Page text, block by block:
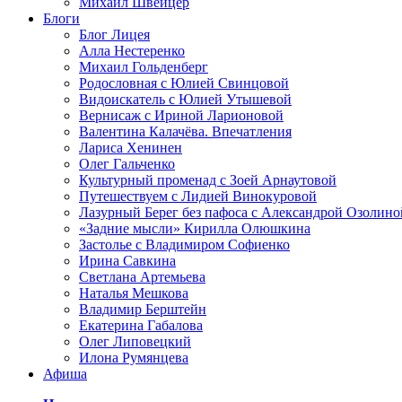
Блоги
Блог Лицея
Алла Нестеренко
Михаил Гольденберг
Родословная с Юлией Свинцовой
Видоискатель с Юлией Утышевой
Вернисаж с Ириной Ларионовой
Валентина Калачёва. Впечатления
Лариса Хенинен
Олег Гальченко
Культурный променад с Зоей Арнаутовой
Путешествуем с Лидией Винокуровой
Лазурный Берег без пафоса с Александрой
«Задние мысли» Кирилла Олюшкина
Застолье с Владимиром Софиенко
Ирина Савкина
Светлана Артемьева
Наталья Мешкова
Владимир Берштейн
Екатерина Габалова
Олег Липовецкий
Илона Румянцева
Афиша